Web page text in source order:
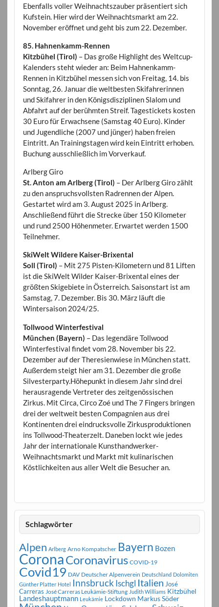
Ebenfalls voller Weihnachtszauber präsentiert sich
Kufstein. Hier wird der Weihnachtsmarkt am 22.
November eröffnet und geht bis zum 22. Dezember.
85. Hahnenkamm-Rennen
Kitzbühel (Tirol) – Das große Highlight des Weltcup-
Kalenders steht wieder an: Beim Hahnenkamm-
Rennen in Kitzbühel messen sich von Freitag, 14. bis
Sonntag, 26. Januar die weltbesten Skifahrerinnen
und Skifahrer in den Königsdisziplinen Slalom und
Abfahrt auf der berühmten Streif. Tagestickets kosten
30 Euro für Erwachsene (Samstag 40 Euro). Kinder
und Jugendliche (2007 und jünger) haben freien
Eintritt. An Trainingstagen wird kein Eintritt erhoben.
Buchung ausschließlich im Vorverkauf.
Arlberg Giro
St. Anton am Arlberg (Tirol) – Der Arlberg Giro zählt
zu den anspruchsvollsten Radrennen der Alpen.
Gestartet wird am 3. August 2025 in Arlberg.
Anschließend führt die Strecke über 150 Kilometer
und rund 2500 Höhenmeter. Erwartet werden 1500
Teilnehmer.
SkiWelt Wildere Kaiser-Brixental
Soll (Tirol) – Mit 275 Pisten-Kilometern und 81 Liften
ist die SkiWelt Wilder Kaiser-Brixental eines der
größten Skigebiete in Österreich. Saisonstart ist am
Samstag, 7. Dezember. Bis 30. März läuft die
Wintersaison 2024/25.
Tollwood Winterfestival
München (Bayern) – Das legendäre Tollwood
Winterfestival findet vom 28. November bis 22.
Dezember auf der Theresienwiese in München statt.
Außerdem steigt hier am 31. Dezember die große
Silvesterparty.Höhepunkt in diesem Jahr sind drei
herausragende Vertreter des zeitgenössischen
Zirkus. Mit Circa, Circo Zoé und The 7 Fingers bringen
drei der weltweit besten Compagnien aus drei
Kontinenten drei eindrucksvolle Zirkusproduktionen
ins Tollwood-Theaterzelt. Daneben lockt wie jedes
Jahr der internationale Kunsthandwerker-
Weihnachtsmarkt und Markt mit kulinarischen
Köstlichkeiten aus aller Welt die Besucher an.
Schlagwörter
Alpen Arlberg Arno Kompatscher Bayern Bozen
CoronaCoronavirus COVID-19
Covid19 DAV Deutscher Alpenverein Deutschland Dolomiten
Günther Platter Hotel Innsbruck Ischgl Italien José
Carreras José Carreras Leukämie-Stiftung Judith Williams Kitzbühel
Landeshauptmann Leukämie Lockdown Markus Söder